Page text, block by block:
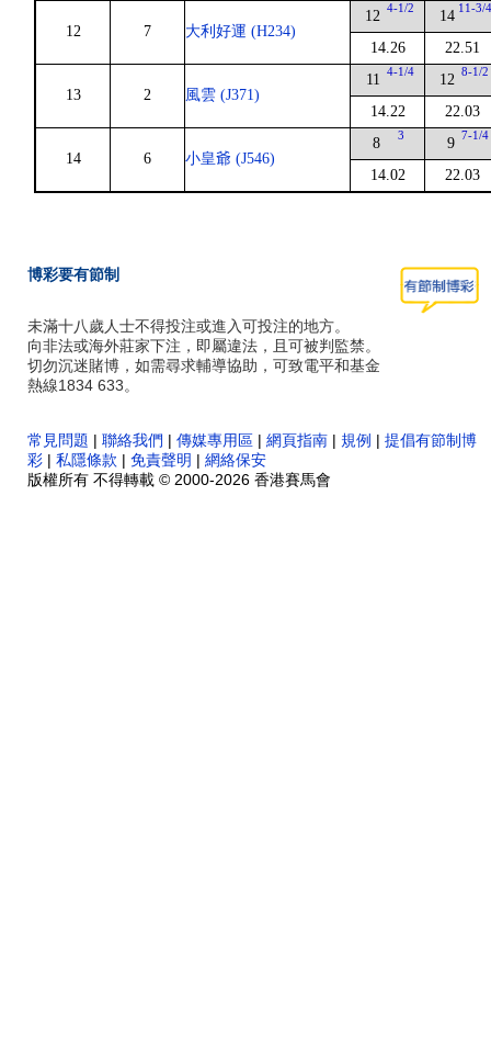
12 7 大利好運 (H234)
12 4-1/2
14.26
14 11-3/
22.51
13 2 風雲 (J371)
11 4-1/4
14.22
12 8-1/2
22.03
14 6 小皇爺 (J546)
8 3
14.02
9 7-1/4
22.03
博彩要有節制
未滿十八歲人士不得投注或進入可投注的地方。
向非法或海外莊家下注，即屬違法，且可被判監禁。
切勿沉迷賭博，如需尋求輔導協助，可致電平和基金
熱線1834 633。
常見問題 | 聯絡我們 | 傳媒專用區 | 網頁指南 | 規例 | 提倡有節制博
彩 | 私隱條款 | 免責聲明 | 網絡保安
版權所有 不得轉載 © 2000-2026 香港賽馬會